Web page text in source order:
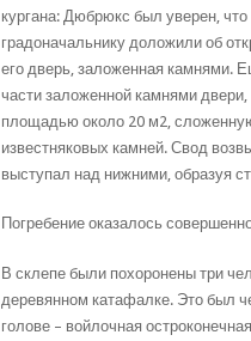
кургана: Дюбрюкс был уверен,
градоначальнику доложили об
его дверь, заложенная камнями.
части заложенной камнями
площадью около 20 м2,
известняковых камней. Свод
выступал над нижними, образуя
Погребение оказалось
В склепе были похоронены три
деревянном катафалке. Это был
голове – войлочная